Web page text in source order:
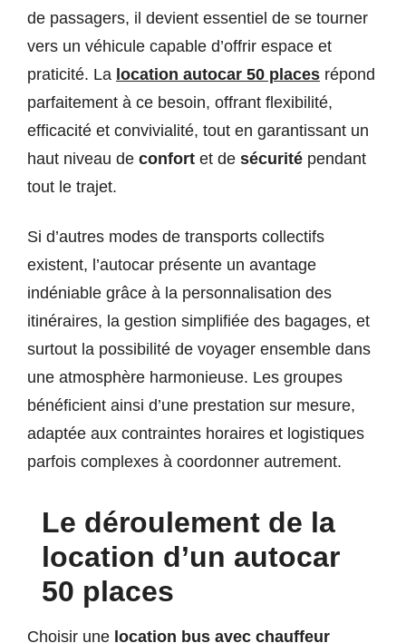
de passagers, il devient essentiel de se tourner
vers un véhicule capable d’offrir espace et
praticité. La location autocar 50 places répond
parfaitement à ce besoin, offrant flexibilité,
efficacité et convivialité, tout en garantissant un
haut niveau de confort et de sécurité pendant
tout le trajet.
Si d’autres modes de transports collectifs
existent, l’autocar présente un avantage
indéniable grâce à la personnalisation des
itinéraires, la gestion simplifiée des bagages, et
surtout la possibilité de voyager ensemble dans
une atmosphère harmonieuse. Les groupes
bénéficient ainsi d’une prestation sur mesure,
adaptée aux contraintes horaires et logistiques
parfois complexes à coordonner autrement.
Le déroulement de la
location d’un autocar
50 places
Choisir une location bus avec chauffeur